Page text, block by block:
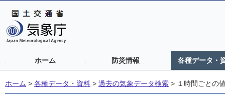
ホーム 防災情報 各種データ・
ホーム > 各種データ・資料 > 過去の気象データ検索 > １時間ごとの